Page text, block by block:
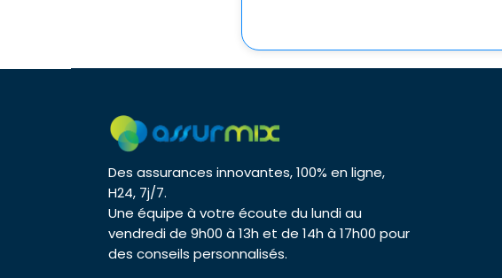
Des assurances innovantes, 100% en ligne,
H24, 7j/7.
Une équipe à votre écoute du lundi au
vendredi de 9h00 à 13h et de 14h à 17h00 pour
des conseils personnalisés.